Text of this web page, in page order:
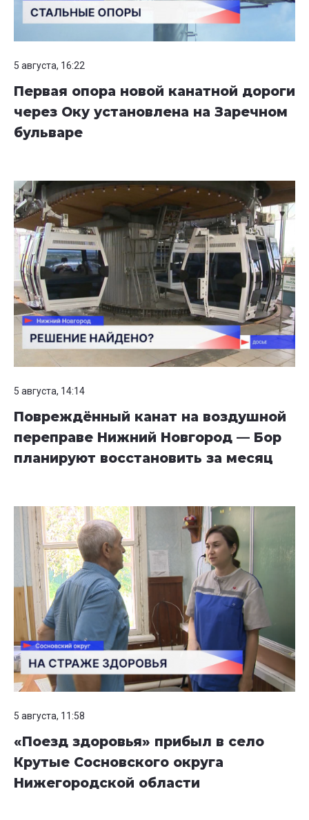
5 августа, 16:22
Первая опора новой канатной дороги
через Оку установлена на Заречном
бульваре
5 августа, 14:14
Повреждённый канат на воздушной
переправе Нижний Новгород — Бор
планируют восстановить за месяц
5 августа, 11:58
«Поезд здоровья» прибыл в село
Крутые Сосновского округа
Нижегородской области